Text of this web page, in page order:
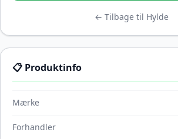
← Tilbage til Hylde
📋 Produktinfo
Mærke
Forhandler